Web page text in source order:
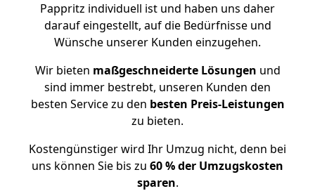
Pappritz individuell ist und haben uns daher
darauf eingestellt, auf die Bedürfnisse und
Wünsche unserer Kunden einzugehen.
Wir bieten maßgeschneiderte Lösungen und
sind immer bestrebt, unseren Kunden den
besten Service zu den besten Preis-Leistungen
zu bieten.
Kostengünstiger wird Ihr Umzug nicht, denn bei
uns können Sie bis zu 60 % der Umzugskosten
sparen.